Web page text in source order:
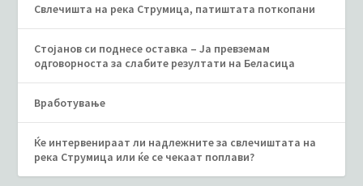
Свлечишта на река Струмица, патиштата поткопани
Стојанов си поднесе оставка – Ја превземам
одговорноста за слабите резултати на Беласица
Вработување
Ќе интервенираат ли надлежните за свлечиштата на
река Струмица или ќе се чекаат поплави?